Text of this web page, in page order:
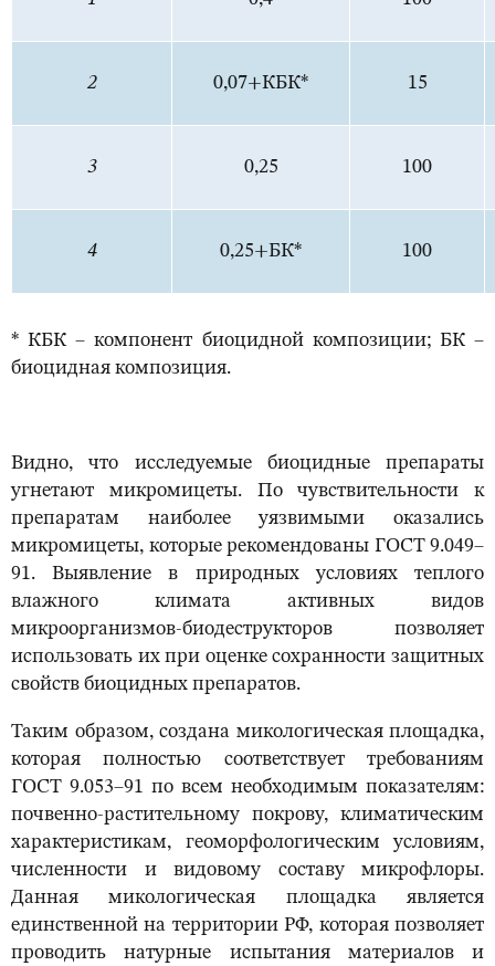
2 0,07+КБК* 15
3 0,25 100
4 0,25+БК* 100
* КБК – компонент биоцидной композиции; БК –
биоцидная композиция.
Видно, что исследуемые биоцидные препараты
угнетают микромицеты. По чувствительности к
препаратам наиболее уязвимыми оказались
микромицеты, которые рекомендованы ГОСТ 9.049–
91. Выявление в природных условиях теплого
влажного климата активных видов
микроорганизмов-биодеструкторов позволяет
использовать их при оценке сохранности защитных
свойств биоцидных препаратов.
Таким образом, создана микологическая площадка,
которая полностью соответствует требованиям
ГОСТ 9.053–91 по всем необходимым показателям:
почвенно-растительному покрову, климатическим
характеристикам, геоморфологическим условиям,
численности и видовому составу микрофлоры.
Данная микологическая площадка является
единственной на территории РФ, которая позволяет
проводить натурные испытания материалов и